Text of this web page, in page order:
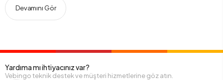
Devamını Gör
Yardıma mı ihtiyacınız var?
Vebingo teknik destek ve müşteri hizmetlerine göz atın.